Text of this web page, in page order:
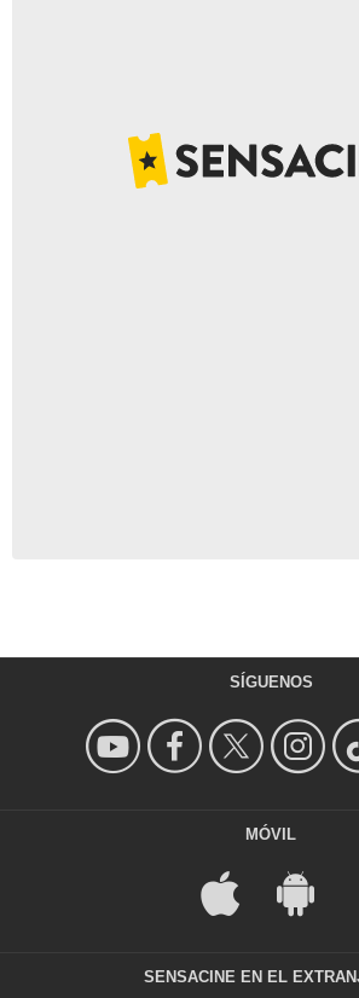
SÍGUENOS
MÓVIL
SENSACINE EN EL